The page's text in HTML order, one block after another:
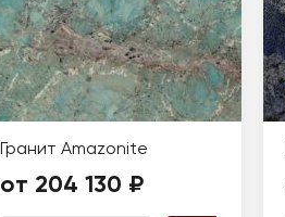
Гранит Amazonite
от 204 130 ₽